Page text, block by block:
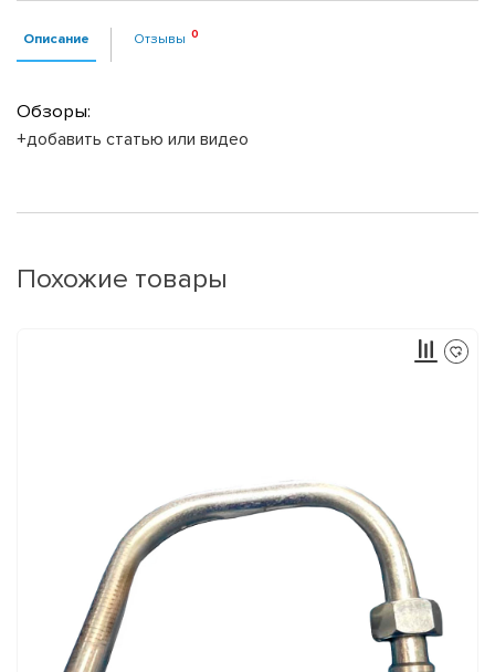
Описание Отзывы
Обзоры:
+добавить статью или видео
Похожие товары